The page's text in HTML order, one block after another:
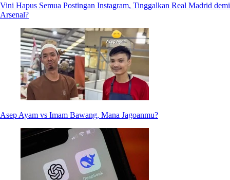
Vini Hapus Semua Postingan Instagram, Tinggalkan Real Madrid demi
Arsenal?
Asep Ayam vs Imam Bawang, Mana Jagoanmu?